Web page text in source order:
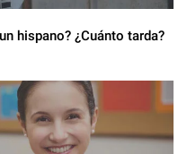
hispano? ¿Cuánto tarda?